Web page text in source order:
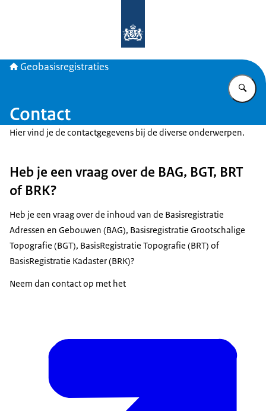
Geobasisregistraties
Contact
Hier vind je de contactgegevens bij de diverse onderwerpen.
Heb je een vraag over de BAG, BGT, BRT
of BRK?
Heb je een vraag over de inhoud van de Basisregistratie
Adressen en Gebouwen (BAG), Basisregistratie Grootschalige
Topografie (BGT), BasisRegistratie Topografie (BRT) of
BasisRegistratie Kadaster (BRK)?
Neem dan contact op met het